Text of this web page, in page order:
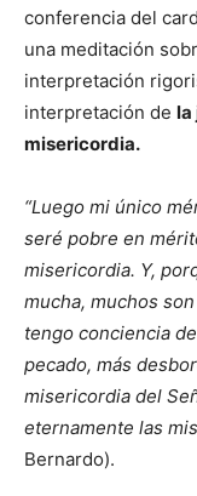
conferencia del
una meditación
interpretación
interpretación de la
misericordia.
“Luego mi único
seré pobre en
misericordia. Y,
mucha, muchos
tengo conciencia
pecado, más
misericordia del
eternamente las
Bernardo).